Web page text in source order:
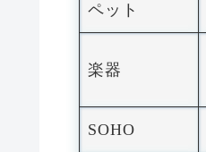
ペット
楽器
SOHO